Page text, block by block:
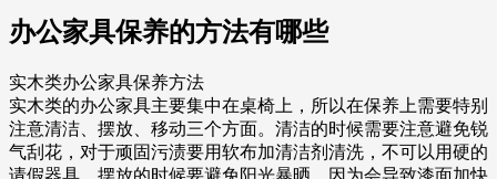
办公家具保养的方法有哪些
实木类办公家具保养方法
实木类的办公家具主要集中在桌椅上，所以在保养上需要特别
注意清洁、摆放、移动三个方面。清洁的时候需要注意避免锐
气刮花，对于顽固污渍要用软布加清洁剂清洗，不可以用硬的